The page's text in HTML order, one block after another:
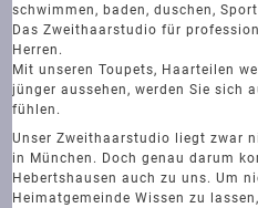
schwimmen, baden, duschen,
Das Zweithaarstudio für
Herren.
Mit unseren Toupets, Haarteilen
jünger aussehen, werden Sie sich
fühlen.
Unser Zweithaarstudio liegt zwar
in München. Doch genau darum
Hebertshausen auch zu uns. Um
Heimatgemeinde Wissen zu